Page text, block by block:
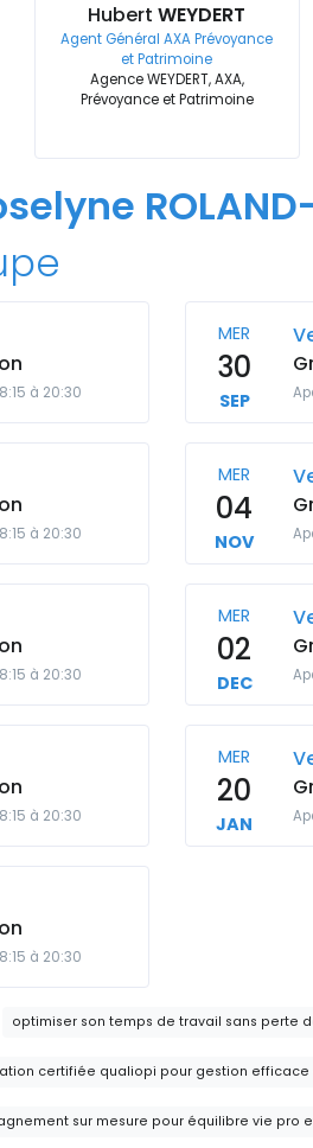
HubertWEYDERT
Agent Général AXA Prévoyance
et Patrimoine
Agence WEYDERT, AXA,
Prévoyance et Patrimoine
à 20:30
MER
30
SEP
à 20:30
MER
04
NOV
à 20:30
MER
02
DEC
à 20:30
MER
20
JAN
à 20:30
optimiser son temps de travail sans perte
certifiée qualiopi pour gestion efficace
sur mesure pour équilibre vie pro